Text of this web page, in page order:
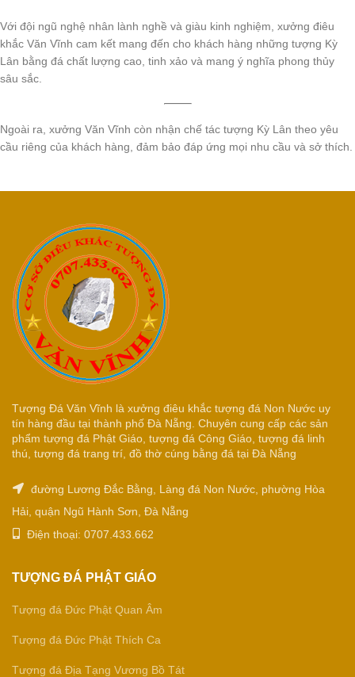
Với đội ngũ nghệ nhân lành nghề và giàu kinh nghiệm, xưởng điêu
khắc Văn Vĩnh cam kết mang đến cho khách hàng những tượng Kỳ
Lân bằng đá chất lượng cao, tinh xảo và mang ý nghĩa phong thủy
sâu sắc.
Ngoài ra, xưởng Văn Vĩnh còn nhận chế tác tượng Kỳ Lân theo yêu
cầu riêng của khách hàng, đảm bảo đáp ứng mọi nhu cầu và sở thích.
Tượng Đá Văn Vĩnh là xưởng điêu khắc tượng đá Non Nước uy
tín hàng đầu tại thành phố Đà Nẵng. Chuyên cung cấp các sản
phẩm tượng đá Phật Giáo, tượng đá Công Giáo, tượng đá linh
thú, tượng đá trang trí, đồ thờ cúng bằng đá tại Đà Nẵng
đường Lương Đắc Bằng, Làng đá Non Nước, phường Hòa
Hải, quận Ngũ Hành Sơn, Đà Nẵng
Điện thoại: 0707.433.662
TƯỢNG ĐÁ PHẬT GIÁO
Tượng đá Đức Phật Quan Âm
Tượng đá Đức Phật Thích Ca
Tượng đá Địa Tạng Vương Bồ Tát